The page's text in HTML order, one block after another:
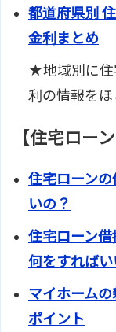
都道府県別
金利まとめ
★地域別に住
利の情報をほ
【住宅ロー
住宅ローン
いの？
住宅ローン
何をすればい
マイホーム
ポイント